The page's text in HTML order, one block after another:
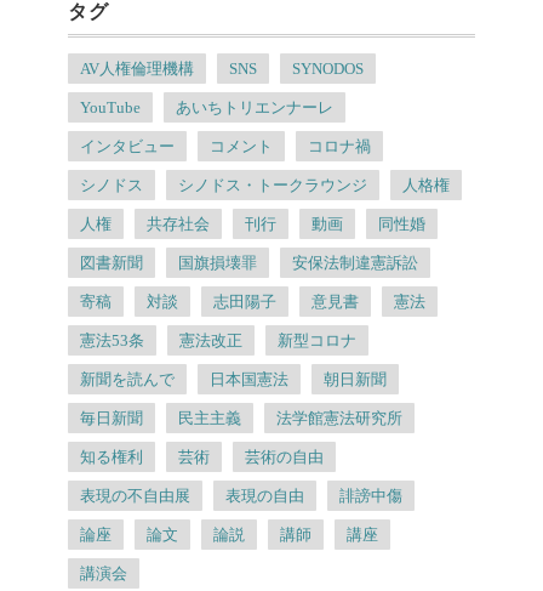
タグ
AV人権倫理機構 SNS SYNODOS
YouTube あいちトリエンナーレ
インタビュー コメント コロナ禍
シノドス シノドス・トークラウンジ 人格権
人権 共存社会 刊行 動画 同性婚
図書新聞 国旗損壊罪 安保法制違憲訴訟
寄稿 対談 志田陽子 意見書 憲法
憲法53条 憲法改正 新型コロナ
新聞を読んで 日本国憲法 朝日新聞
毎日新聞 民主主義 法学館憲法研究所
知る権利 芸術 芸術の自由
表現の不自由展 表現の自由 誹謗中傷
論座 論文 論説 講師 講座
講演会